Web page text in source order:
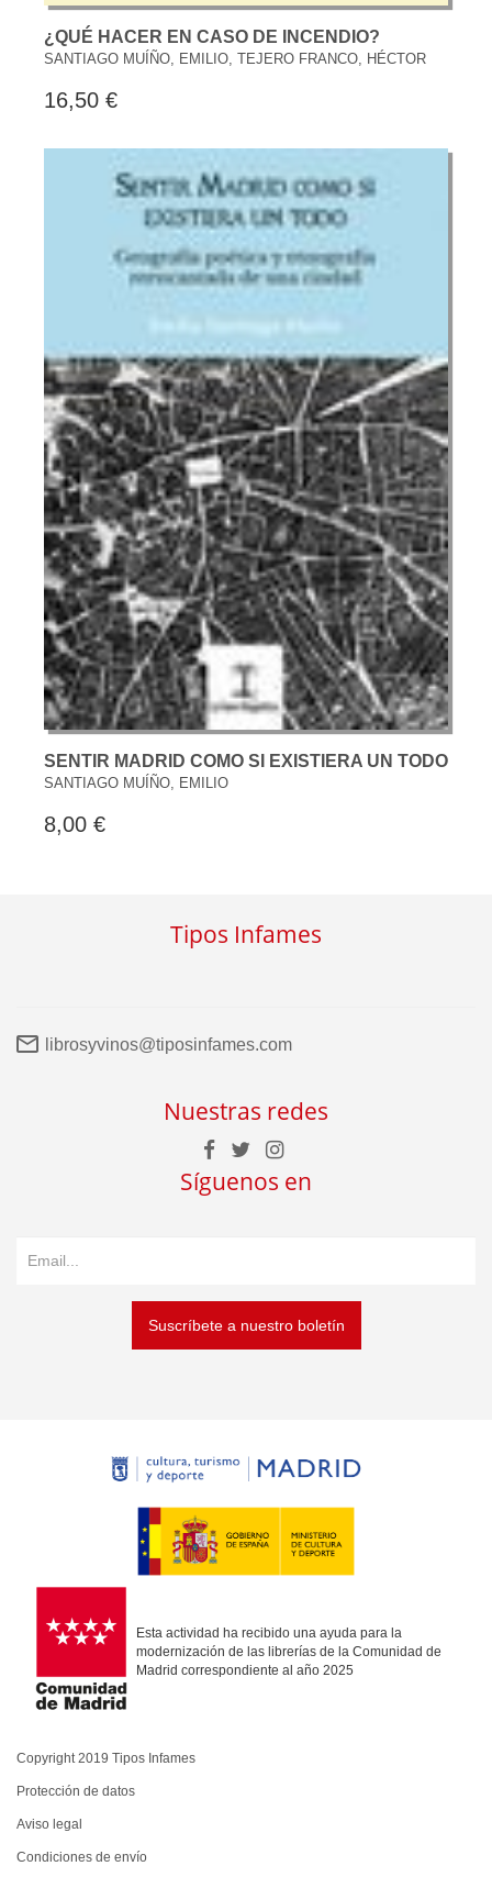
¿QUÉ HACER EN CASO DE INCENDIO?
SANTIAGO MUÍÑO, EMILIO, TEJERO FRANCO, HÉCTOR
16,50 €
SENTIR MADRID COMO SI EXISTIERA UN TODO
SANTIAGO MUÍÑO, EMILIO
8,00 €
Tipos Infames
librosyvinos@tiposinfames.com
Nuestras redes
Síguenos en
Suscríbete a nuestro boletín
Esta actividad ha recibido una ayuda para la
modernización de las librerías de la Comunidad de
Madrid correspondiente al año 2025
Copyright 2019 Tipos Infames
Protección de datos
Aviso legal
Condiciones de envío